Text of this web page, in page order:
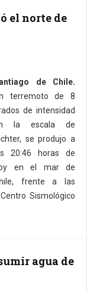
el norte de
de Chile.
terremoto de 8
de intensidad
la escala de
se produjo a
20:46 horas de
en el mar de
frente a las
Sismológico
agua de